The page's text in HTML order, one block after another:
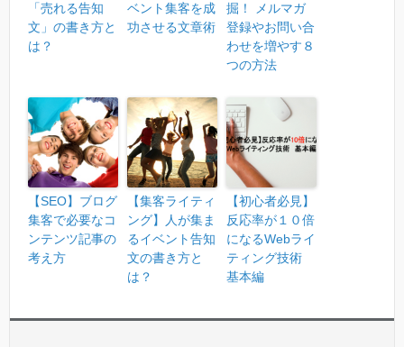
「売れる告知
文」の書き方と
は？
ベント集客を成
功させる文章術
掘！ メルマガ
登録やお問い合
わせを増やす８
つの方法
【SEO】ブログ
集客で必要なコ
ンテンツ記事の
考え方
【集客ライティ
ング】人が集ま
るイベント告知
文の書き方と
は？
【初心者必見】
反応率が１０倍
になるWebライ
ティング技術
基本編